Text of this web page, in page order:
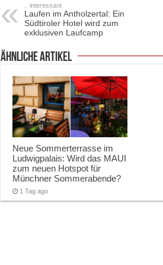
.. interessant
Laufen im Antholzertal: Ein
Südtiroler Hotel wird zum
exklusiven Laufcamp
ähnliche Artikel
Neue Sommerterrasse im
Ludwigpalais: Wird das MAUI
zum neuen Hotspot für
Münchner Sommerabende?
1 Tag ago